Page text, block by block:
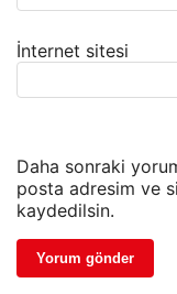
İnternet sitesi
Daha sonraki
posta adresim ve
kaydedilsin.